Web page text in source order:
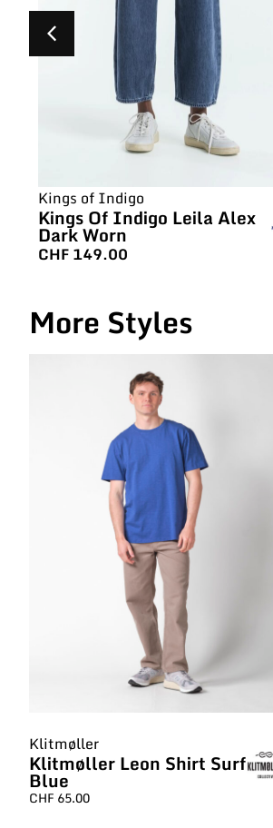
Kings of Indigo
Kings Of Indigo Leila Alex
Dark Worn
CHF149.00
More Styles
Klitmøller
Klitmøller Leon Shirt Surf
Blue
CHF 65.00